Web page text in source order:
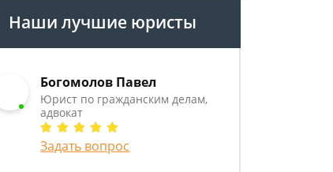
Наши лучшие юристы
Богомолов Павел
Юрист по гражданским делам,
адвокат
Задать вопрос